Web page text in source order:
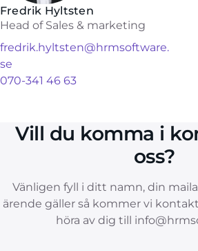
Fredrik Hyltsten
Head of Sales & marketing
fredrik.hyltsten@hrmsoftware.
se
070-341 46 63
Vill du komma i
oss?
Vänligen fyll i ditt namn, din mailadress
ärende gäller så kommer vi
höra av dig till